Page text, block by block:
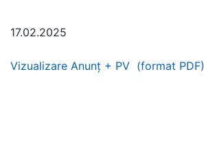
17.02.2025
Vizualizare Anunț + PV (format PDF)